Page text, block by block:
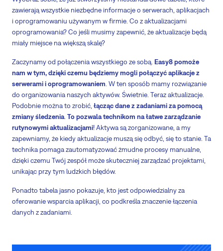
zawierają wszystkie niezbędne informacje o serwerach, aplikacjach
i oprogramowaniu używanym w firmie. Co z aktualizacjami
oprogramowania? Co jeśli musimy zapewnić, że aktualizacje będą
miały miejsce na większą skalę?
Zaczynamy od połączenia wszystkiego ze sobą. Easy8 pomoże
nam w tym, dzięki czemu będziemy mogli połączyć aplikacje z
serwerami i oprogramowaniem . W ten sposób mamy rozwiązanie
do organizowania naszych aktywów. Świetnie. Teraz aktualizacje.
Podobnie można to zrobić, łącząc dane z zadaniami za pomocą
zmiany śledzenia. To pozwala technikom na łatwe zarządzanie
rutynowymi aktualizacjami! Aktywa są zorganizowane, a my
zapewniamy, że kiedy aktualizacje muszą się odbyć, się to stanie. Ta
technika pomaga zautomatyzować żmudne procesy manualne,
dzięki czemu Twój zespół może skuteczniej zarządzać projektami,
unikając przy tym ludzkich błędów.
Ponadto tabela jasno pokazuje, kto jest odpowiedzialny za
oferowanie wsparcia aplikacji, co podkreśla znaczenie łączenia
danych z zadaniami.